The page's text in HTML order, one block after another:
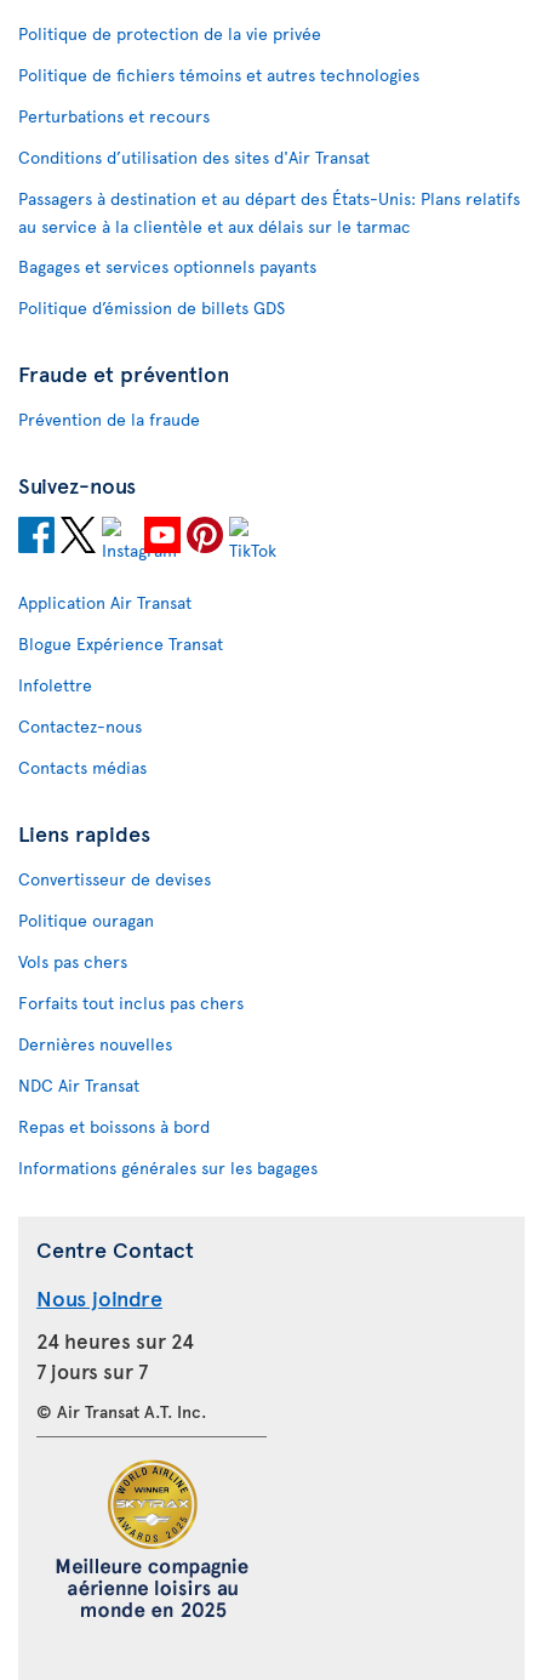
Politique de protection de la vie privée
Politique de fichiers témoins et autres technologies
Perturbations et recours
Conditions d’utilisation des sites d'Air Transat
Passagers à destination et au départ des États-Unis: Plans relatifs
au service à la clientèle et aux délais sur le tarmac
Bagages et services optionnels payants
Politique d’émission de billets GDS
Fraude et prévention
Prévention de la fraude
Suivez-nous
Application Air Transat
Blogue Expérience Transat
Infolettre
Contactez-nous
Contacts médias
Liens rapides
Convertisseur de devises
Politique ouragan
Vols pas chers
Forfaits tout inclus pas chers
Dernières nouvelles
NDC Air Transat
Repas et boissons à bord
Informations générales sur les bagages
Centre Contact
Nous joindre
24 heures sur 24
7 jours sur 7
© Air Transat A.T. Inc.